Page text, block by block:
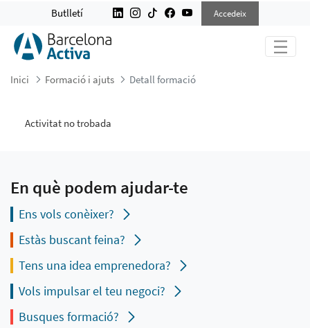
DETALL FORMACIÓ
Butlletí Accedeix
Inici Formació i ajuts Detall formació
Activitat no trobada
En què podem ajudar-te
Ens vols conèixer?
Estàs buscant feina?
Tens una idea emprenedora?
Vols impulsar el teu negoci?
Busques formació?